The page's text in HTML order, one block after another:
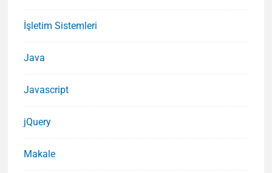
İşletim Sistemleri
Java
Javascript
jQuery
Makale